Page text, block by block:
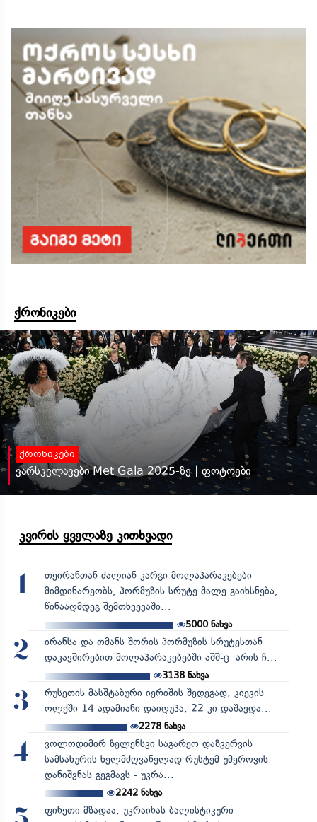
ქრონიკები
ქრონიკები
ვარსკვლავები Met Gala 2025-ზე | ფოტოები
კვირის ყველაზე კითხვადი
1
თეირანთან ძალიან კარგი მოლაპარაკებები
მიმდინარეობს, ჰორმუზის სრუტე მალე გაიხსნება,
წინააღმდეგ შემთხვევაში...
5000ნახვა
2
ირანსა და ომანს შორის ჰორმუზის სრუტესთან
დაკავშირებით მოლაპარაკებებში აშშ-ც არის ჩ...
3138ნახვა
3
რუსეთის მასშტაბური იერიშის შედეგად, კიევის
ოლქში 14 ადამიანი დაიღუპა, 22 კი დაშავდა...
2278ნახვა
4
ვოლოდიმირ ზელენსკი საგარეო დაზვერვის
სამსახურის ხელმძღვანელად რუსტემ უმეროვის
დანიშვნას გეგმავს - უკრა...
2242ნახვა
ფინეთი მზადაა, უკრაინას ბალისტიკური